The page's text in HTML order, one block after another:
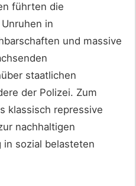
führten die
in
und massive
staatlichen
der Polizei. Zum
klassisch repressive
nachhaltigen
in sozial belasteten